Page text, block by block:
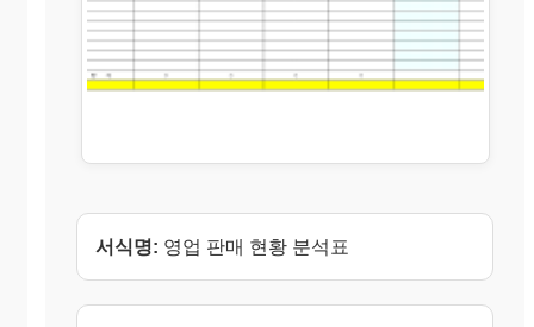
서식명: 영업 판매 현황 분석표